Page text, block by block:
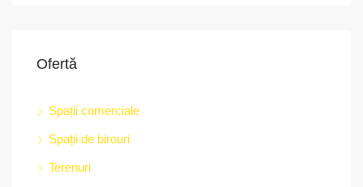
Ofertă
Spații comerciale
Spații de birouri
Terenuri